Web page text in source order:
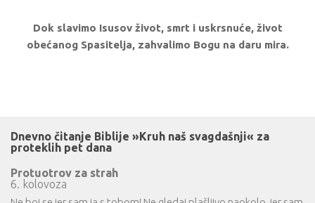
Dok slavimo Isusov život, smrt i uskrsnuće, život
obećanog Spasitelja, zahvalimo Bogu na daru mira.
Dnevno čitanje Biblije »Kruh naš svagdašnji« za
proteklih pet dana
Protuotrov za strah
6. kolovoza